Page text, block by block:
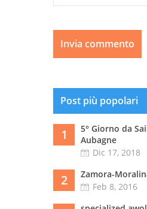
Post più popolari
1
5° Giorno da
Aubagne
Dic 17, 2018
2
Zamora-
Feb 8, 2016